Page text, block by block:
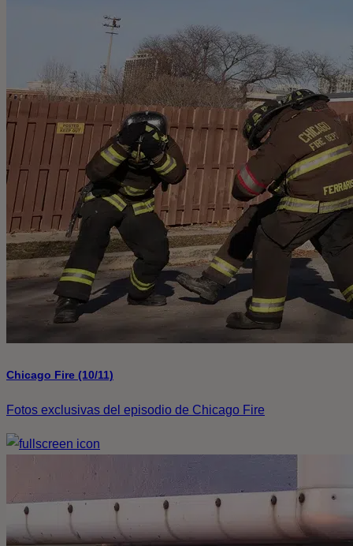
Chicago Fire (10/11)
Fotos exclusivas del episodio de Chicago Fire